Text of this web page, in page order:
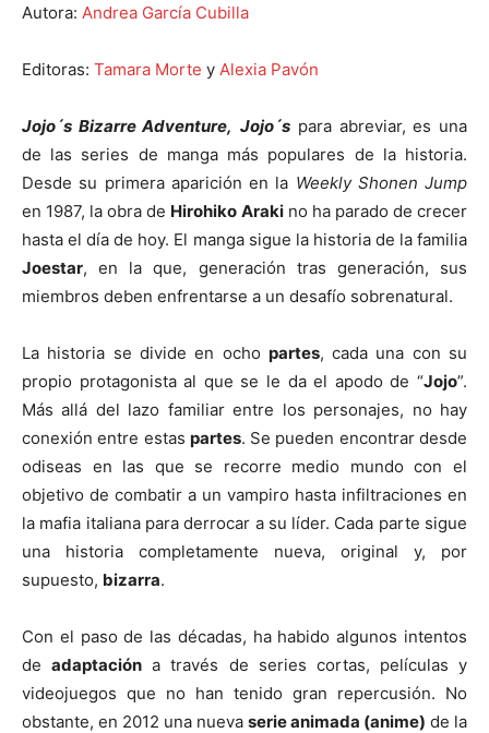
Autora: Andrea García Cubilla
Editoras: Tamara Morte y Alexia Pavón
Jojo´s Bizarre Adventure, Jojo´s para abreviar, es una
de las series de manga más populares de la historia.
Desde su primera aparición en la Weekly Shonen Jump
en 1987, la obra de Hirohiko Arakino ha parado de crecer
hasta el día de hoy. El manga sigue la historia de la familia
Joestar, en la que, generación tras generación, sus
miembros deben enfrentarse a un desafío sobrenatural.
La historia se divide en ocho partes, cada una con su
propio protagonista al que se le da el apodo de “Jojo”.
Más allá del lazo familiar entre los personajes, no hay
conexión entre estas partes. Se pueden encontrar desde
odiseas en las que se recorre medio mundo con el
objetivo de combatir a un vampiro hasta infiltraciones en
la mafia italiana para derrocar a su líder. Cada parte sigue
una historia completamente nueva, original y, por
supuesto, bizarra.
Con el paso de las décadas, ha habido algunos intentos
deadaptación a través de series cortas, películas y
videojuegos que no han tenido gran repercusión. No
obstante, en 2012 una nueva serie animada (anime) de la